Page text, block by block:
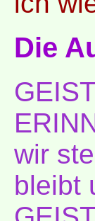
Die
wir
bleibt